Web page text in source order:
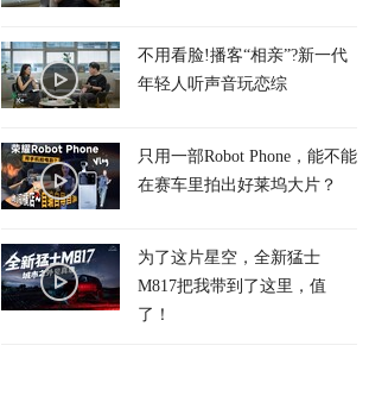
不用看脸!播客“相亲”?新一代
年轻人听声音玩恋综
只用一部Robot Phone，能不能
在赛车里拍出好莱坞大片？
为了这片星空，全新猛士
M817把我带到了这里，值
了！